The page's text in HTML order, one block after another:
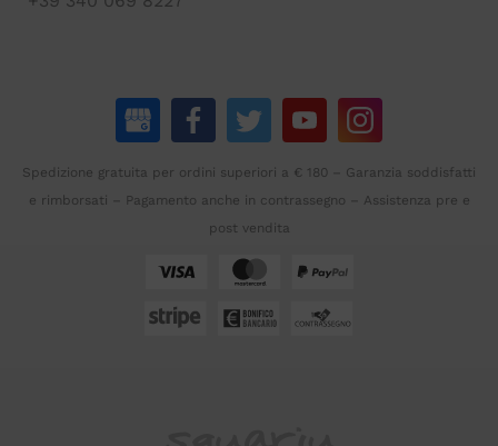
Spedizione gratuita per ordini superiori a € 180 – Garanzia soddisfatti
e rimborsati – Pagamento anche in contrassegno – Assistenza pre e
post vendita